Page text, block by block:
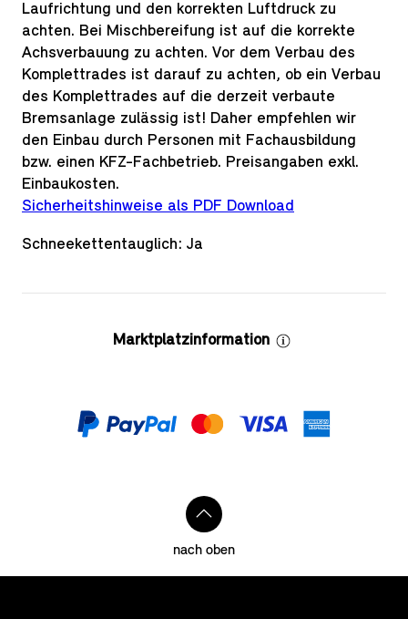
Laufrichtung und den korrekten Luftdruck zu
achten. Bei Mischbereifung ist auf die korrekte
Achsverbauung zu achten. Vor dem Verbau des
Komplettrades ist darauf zu achten, ob ein Verbau
des Komplettrades auf die derzeit verbaute
Bremsanlage zulässig ist! Daher empfehlen wir
den Einbau durch Personen mit Fachausbildung
bzw. einen KFZ-Fachbetrieb. Preisangaben exkl.
Einbaukosten.
Sicherheitshinweise als PDF Download
Schneekettentauglich: Ja
Marktplatzinformation